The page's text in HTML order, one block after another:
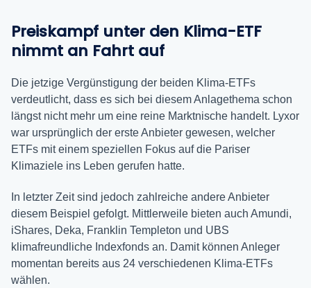
Preiskampf unter den Klima-ETF
nimmt an Fahrt auf
Die jetzige Vergünstigung der beiden Klima-ETFs
verdeutlicht, dass es sich bei diesem Anlagethema schon
längst nicht mehr um eine reine Marktnische handelt. Lyxor
war ursprünglich der erste Anbieter gewesen, welcher
ETFs mit einem speziellen Fokus auf die Pariser
Klimaziele ins Leben gerufen hatte.
In letzter Zeit sind jedoch zahlreiche andere Anbieter
diesem Beispiel gefolgt. Mittlerweile bieten auch Amundi,
iShares, Deka, Franklin Templeton und UBS
klimafreundliche Indexfonds an. Damit können Anleger
momentan bereits aus 24 verschiedenen Klima-ETFs
wählen.